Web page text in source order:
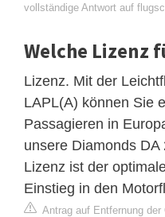
vollständige Antwort auf
Welche Lizenz
Lizenz. Mit der
LAPL(A) können Sie
Passagieren in
unsere Diamonds
Lizenz ist der
Einstieg in den
Antrag auf Entfernung der